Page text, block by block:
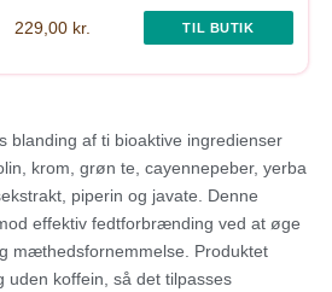
229,00 kr. TIL BUTIK
blanding af ti bioaktive ingredienser
krom, grøn te, cayennepeber, yerba
piperin og javate. Denne
effektiv fedtforbrænding ved at øge
mæthedsfornemmelse. Produktet
uden koffein, så det tilpasses